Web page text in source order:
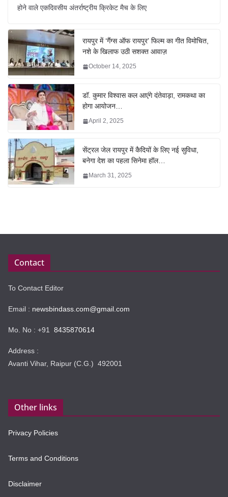
होने वाले एकदिवसीय अंतर्राष्ट्रीय क्रिकेट मैच के लिए
रायपुर में ‘गैंग्स ऑफ रायपुर’ फिल्म का गीत विमोचित,
नशे के खिलाफ उठी सशक्त आवाज़
October 14, 2025
डॉ. कुमार विश्वास कल आएंगे दंतेवाड़ा, रामकथा का
होगा आयोजन…
April 2, 2025
सेंट्रल जेल रायपुर में कैदियों के लिए नई सुविधा,
बनेगा देश का पहला सिनेमा हॉल…
March 31, 2025
Contact
To Contact Editor
Email : newsbindass.com@gmail.com
Mo. No : +91 8435870614
Address :
Avanti Vihar, Raipur (C.G.) 492001
Other links
Privacy Policies
Terms and Conditions
Disclaimer